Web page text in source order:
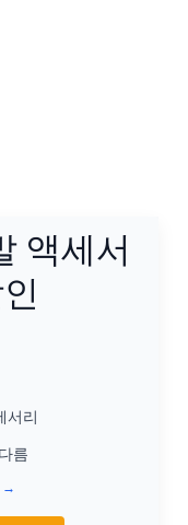
액세서
서리
름
→